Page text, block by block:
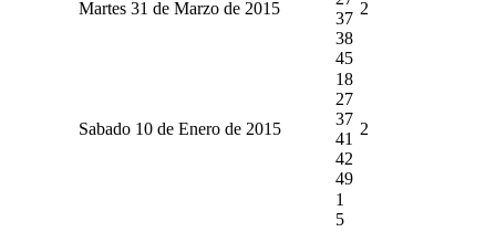
Martes 31 de Marzo de 2015
37
38
45
2
Sabado 10 de Enero de 2015
18
27
37
41
42
49
2
1
5